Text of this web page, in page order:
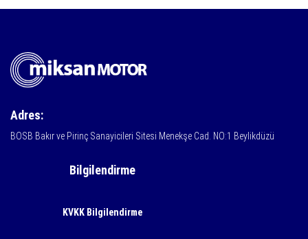
Adres:
BOSB Bakır ve Pirinç Sanayicileri Sitesi Menekşe Cad. NO:1 Beylikdüzü
Bilgilendirme
KVKK Bilgilendirme